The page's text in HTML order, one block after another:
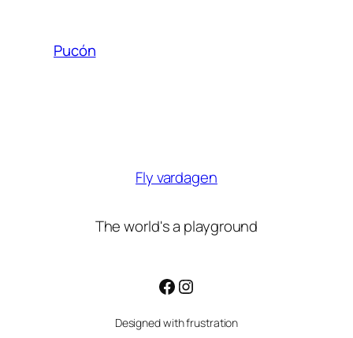
Pucón
Fly vardagen
The world's a playground
Facebook
Instagram
Designed with frustration